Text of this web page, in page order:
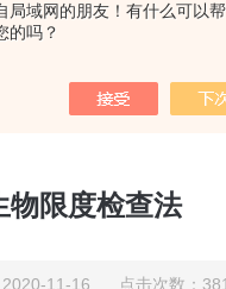
局域网的朋友！有什么可以帮
的吗？
物限度检查法
2020-11-16 点击次数：